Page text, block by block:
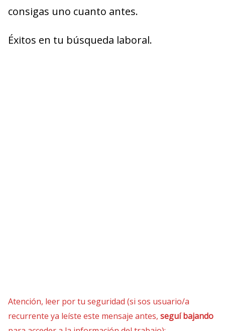
consigas uno cuanto antes.
Éxitos en tu búsqueda laboral.
Atención, leer por tu seguridad (si sos usuario/a
recurrente ya leíste este mensaje antes, seguí bajando